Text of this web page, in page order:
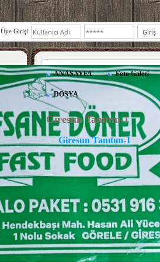
Üye Girişi
ANASAYFA Foto Galeri
DOSYA
Giresun Tanıtım-1
Giresun Tanıtım-1